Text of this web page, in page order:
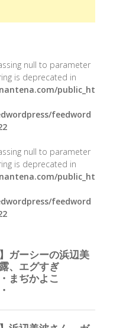
null to parameter
is deprecated in
public_ht
feedword
null to parameter
is deprecated in
public_ht
feedword